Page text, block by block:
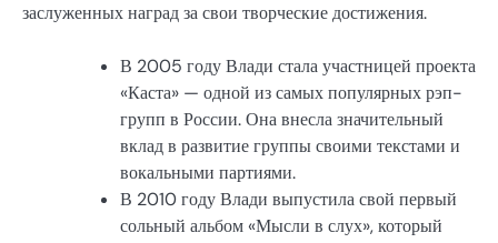
заслуженных наград за свои творческие достижения.
В 2005 году Влади стала участницей проекта
«Каста» — одной из самых популярных рэп-
групп в России. Она внесла значительный
вклад в развитие группы своими текстами и
вокальными партиями.
В 2010 году Влади выпустила свой первый
сольный альбом «Мысли в слух», который